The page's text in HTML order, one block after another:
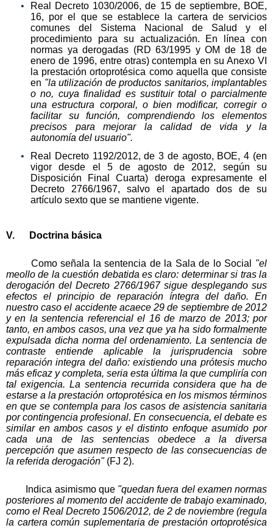
Real Decreto 1030/2006, de 15 de septiembre, BOE,
16, por el que se establece la cartera de servicios
comunes del Sistema Nacional de Salud y el
procedimiento para su actualización. En línea con
normas ya derogadas (RD 63/1995 y OM de 18 de
enero de 1996, entre otras) contempla en su Anexo VI
la prestación ortoprotésica como aquella que consiste
en "la utilización de productos sanitarios, implantables
o no, cuya finalidad es sustituir total o parcialmente
una estructura corporal, o bien modificar, corregir o
facilitar su función, comprendiendo los elementos
precisos para mejorar la calidad de vida y la
autonomía del usuario".
Real Decreto 1192/2012, de 3 de agosto, BOE, 4 (en
vigor desde el 5 de agosto de 2012, según su
Disposición Final Cuarta) deroga expresamente el
Decreto 2766/1967, salvo el apartado dos de su
artículo sexto que se mantiene vigente.
V. Doctrina básica
Como señala la sentencia de la Sala de lo Social "el
meollo de la cuestión debatida es claro: determinar si tras la
derogación del Decreto 2766/1967 sigue desplegando sus
efectos el principio de reparación íntegra del daño. En
nuestro caso el accidente acaece 29 de septiembre de 2012
y en la sentencia referencial el 16 de marzo de 2013; por
tanto, en ambos casos, una vez que ya ha sido formalmente
expulsada dicha norma del ordenamiento. La sentencia de
contraste entiende aplicable la jurisprudencia sobre
reparación integra del daño: existiendo una prótesis mucho
más eficaz y completa, seria esta última la que cumpliría con
tal exigencia. La sentencia recurrida considera que ha de
estarse a la prestación ortoprotésica en los mismos términos
en que se contempla para los casos de asistencia sanitaria
por contingencia profesional. En consecuencia, el debate es
similar en ambos casos y el distinto enfoque asumido por
cada una de las sentencias obedece a la diversa
percepción que asumen respecto de las consecuencias de
la referida derogación"(FJ 2).
Indica asimismo que "quedan fuera del examen normas
posteriores al momento del accidente de trabajo examinado,
como el Real Decreto 1506/2012, de 2 de noviembre (regula
la cartera común suplementaria de prestación ortoprotésica